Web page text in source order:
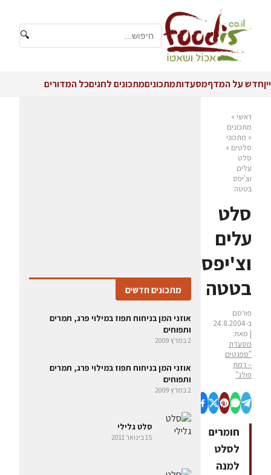
🔍
ייןחדש על המדףמסעדותמתכוניםמתכונים לחגיםכל המדורים
ראשי »
מתכונים
» מתכוני
סלטים »
סלט
עלים
וצ'יפס
בטטה
סלט
עלים
וצ'יפס
בטטה
פורסם
ב-24.8.2004
| מאת:
מסעדת
"ספגטים
– רמת
פולג"
חומרים
לסלט
למנה
מתכונים חדשים
אוזני המן בניחוח תפוז במילוי פרג, תמרים
ותפוחים
2 במרץ 2009
אוזני המן בניחוח תפוז במילוי פרג, תמרים
ותפוחים
2 במרץ 2009
סלט גלילי
15 בינואר 2011